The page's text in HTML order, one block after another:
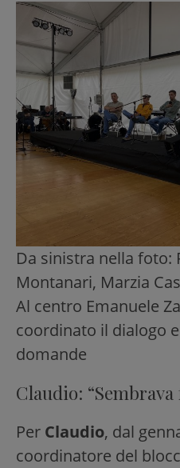
Da sinistra nella foto:
Montanari, Marzia
Al centro Emanuele
coordinato il dialogo
domande
Claudio:
Per Claudio, dal
coordinatore del